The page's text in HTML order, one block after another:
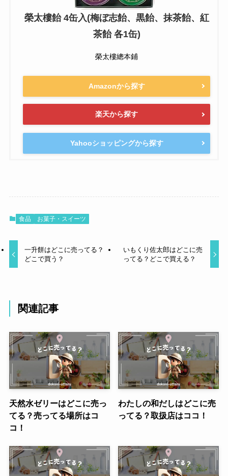
榮太樓飴 4缶入(梅ぼ志飴、黒飴、抹茶飴、紅
茶飴 各1缶)
榮太樓總本鋪
Amazonから探す
楽天から探す
Yahooショッピングから探す
食品 お菓子・スイーツ
一升餅はどこに売ってる？
どこで買う？
いもくり佐太郎はどこに売
ってる？どこで買える？
関連記事
天然水ゼリーはどこに売っ
てる？売ってる場所はコ
コ！
わたしの和だしはどこに売
ってる？取扱店はココ！